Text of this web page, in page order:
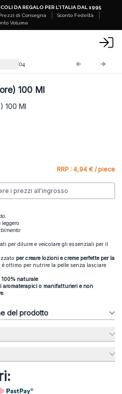
DA REGALO PER L'ITALIA DAL 1995
di Consegna
Sconto Fedeltà
Volume
BO-04
100 Ml
RRP : 4,94 € / piece
i prezzi all'ingrosso
per diluire e veicolare gli essenziali per il
per creare lozioni e creme perfette per la
è ottimo per nutrire la pelle senza lasciare
100% naturale.
aromaterapici o manifatturieri e non
del prodotto